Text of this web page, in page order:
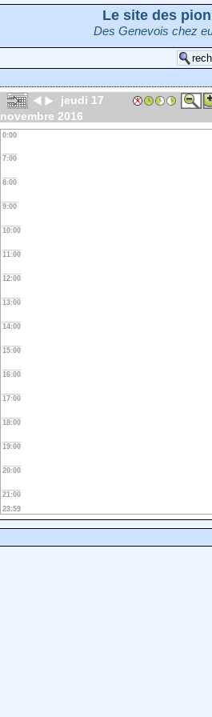
Le site des
Des Genevois chez
jeudi 17
novembre 2016
0:00
7:00
8:00
9:00
10:00
11:00
12:00
13:00
14:00
15:00
16:00
17:00
18:00
19:00
20:00
21:00
23:59